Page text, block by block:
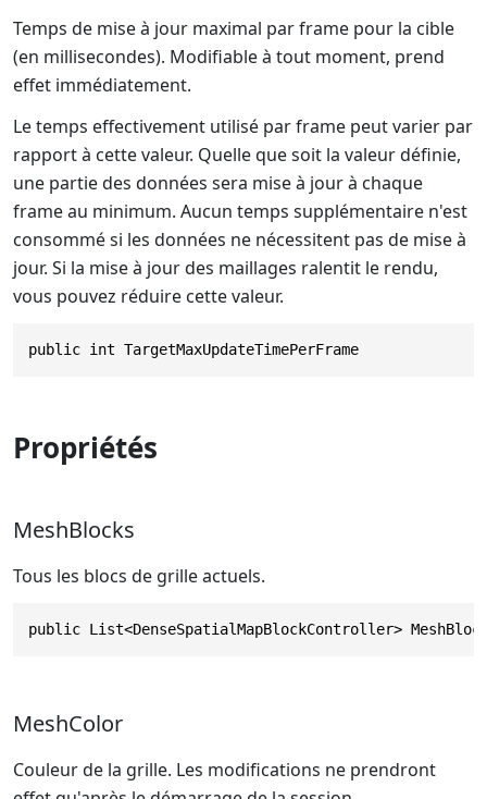
Temps de mise à jour maximal par frame pour la cible
(en millisecondes). Modifiable à tout moment, prend
effet immédiatement.
Le temps effectivement utilisé par frame peut varier par
rapport à cette valeur. Quelle que soit la valeur définie,
une partie des données sera mise à jour à chaque
frame au minimum. Aucun temps supplémentaire n'est
consommé si les données ne nécessitent pas de mise à
jour. Si la mise à jour des maillages ralentit le rendu,
vous pouvez réduire cette valeur.
public int TargetMaxUpdateTimePerFrame
Propriétés
MeshBlocks
Tous les blocs de grille actuels.
public List<DenseSpatialMapBlockController>
MeshColor
Couleur de la grille. Les modifications ne prendront